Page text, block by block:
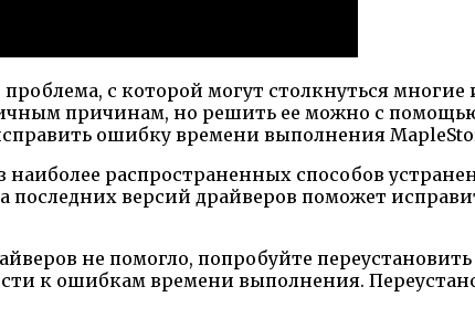
проблема, с которой могут столкнуться
причинам, но решить ее можно с
ошибку времени выполнения
наиболее распространенных способов
последних версий драйверов поможет
не помогло, попробуйте
к ошибкам времени выполнения.